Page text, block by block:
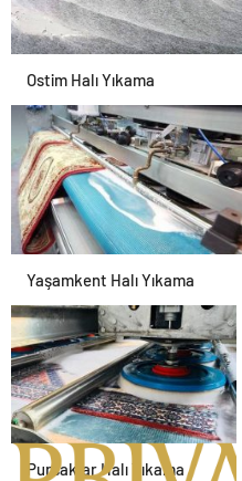
Ostim Halı Yıkama
Yaşamkent Halı Yıkama
Pursaklar Halı Yıkama